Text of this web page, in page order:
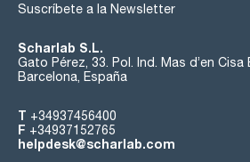
Suscríbete a la Newsletter
Scharlab S.L.
Gato Pérez, 33. Pol. Ind. Mas d’en Cisa
Barcelona, España
T +34937456400
F +34937152765
helpdesk@scharlab.com